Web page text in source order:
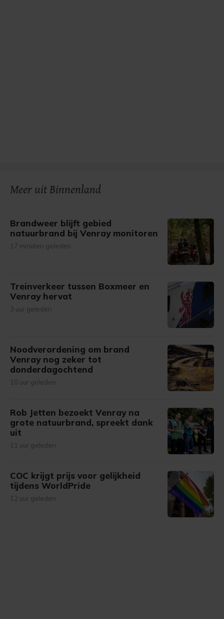
Meer uit Binnenland
Brandweer blijft gebied
natuurbrand bij Venray monitoren
17 minuten geleden
Treinverkeer tussen Boxmeer en
Venray hervat
3 uur geleden
Noodverordening om brand
Venray nog zeker tot
donderdagochtend
10 uur geleden
Rob Jetten bezoekt Venray na
grote natuurbrand, spreekt dank
uit
11 uur geleden
COC krijgt prijs voor gelijkheid
tijdens WorldPride
12 uur geleden